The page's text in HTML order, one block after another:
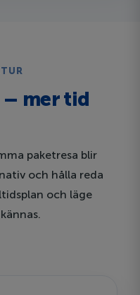
mer tid
paketresa blir
och hålla reda
och läge